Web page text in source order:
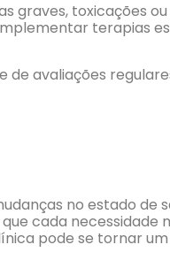
graves, toxicações
terapias
avaliações
no estado de
cada necessidade
pode se tornar